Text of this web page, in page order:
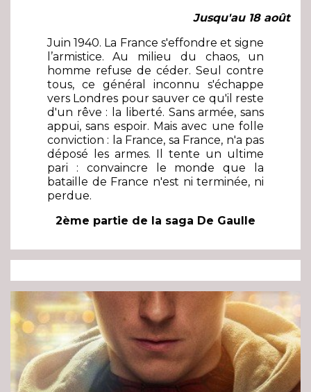
Jusqu'au 18 août
Juin 1940. La France s'effondre et signe
l’armistice. Au milieu du chaos, un
homme refuse de céder. Seul contre
tous, ce général inconnu s'échappe
vers Londres pour sauver ce qu'il reste
d'un rêve : la liberté. Sans armée, sans
appui, sans espoir. Mais avec une folle
conviction : la France, sa France, n'a pas
déposé les armes. Il tente un ultime
pari : convaincre le monde que la
bataille de France n'est ni terminée, ni
perdue.
2ème partie de la saga De Gaulle